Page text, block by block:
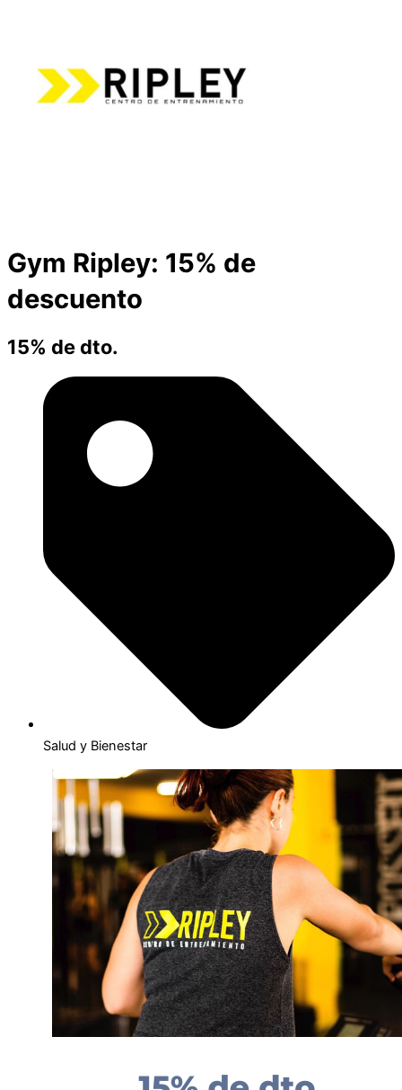
Gym Ripley: 15% de
descuento
15% de dto.
Salud y Bienestar